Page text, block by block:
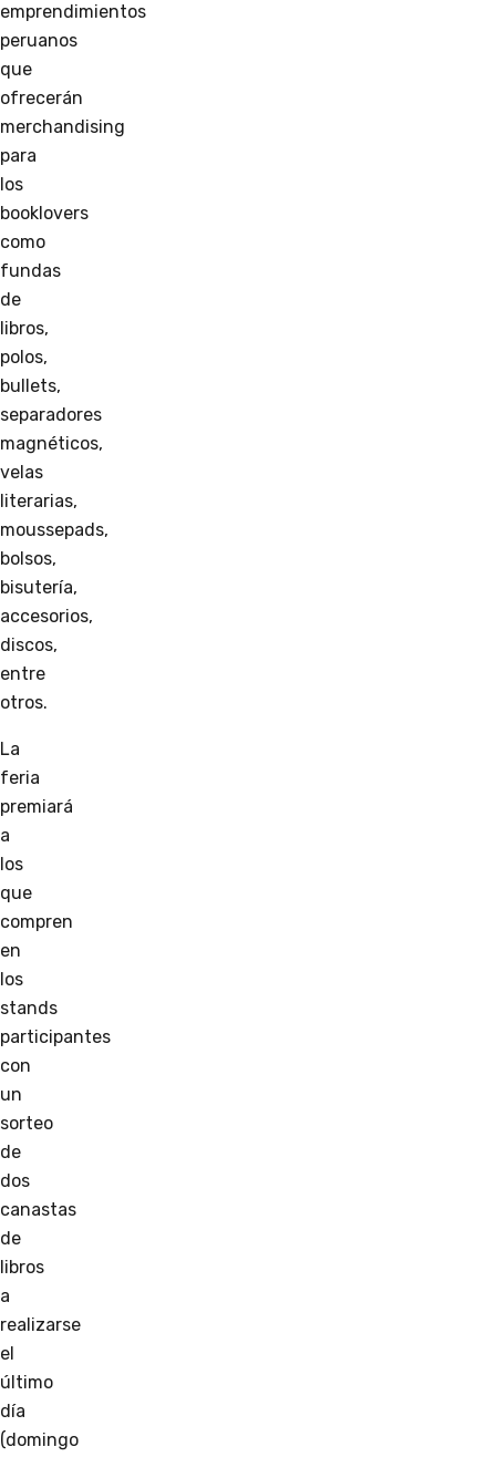
emprendimientos
peruanos
que
ofrecerán
merchandising
para
los
booklovers
como
fundas
de
libros,
polos,
bullets,
separadores
magnéticos,
velas
literarias,
moussepads,
bolsos,
bisutería,
accesorios,
discos,
entre
otros.
La
feria
premiará
a
los
que
compren
en
los
stands
participantes
con
un
sorteo
de
dos
canastas
de
libros
a
realizarse
el
último
día
(domingo